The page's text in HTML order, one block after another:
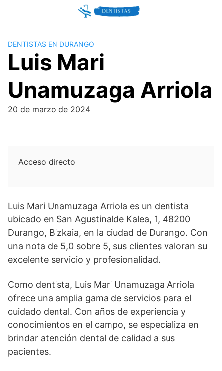
DENTISTAS EN DURANGO
Luis Mari
Unamuzaga Arriola
20 de marzo de 2024
Acceso directo
Luis Mari Unamuzaga Arriola es un dentista
ubicado en San Agustinalde Kalea, 1, 48200
Durango, Bizkaia, en la ciudad de Durango. Con
una nota de 5,0 sobre 5, sus clientes valoran su
excelente servicio y profesionalidad.
Como dentista, Luis Mari Unamuzaga Arriola
ofrece una amplia gama de servicios para el
cuidado dental. Con años de experiencia y
conocimientos en el campo, se especializa en
brindar atención dental de calidad a sus
pacientes.